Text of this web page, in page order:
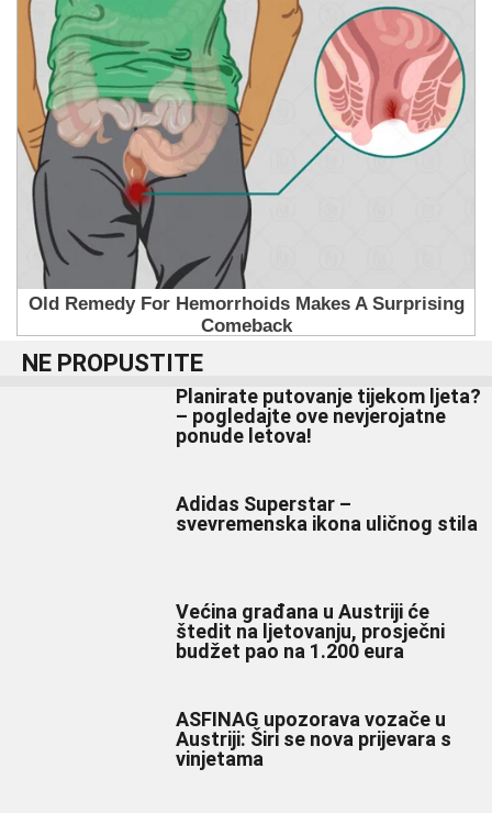
NE PROPUSTITE
Planirate putovanje tijekom ljeta?
– pogledajte ove nevjerojatne
ponude letova!
Adidas Superstar –
svevremenska ikona uličnog stila
Većina građana u Austriji će
štedit na ljetovanju, prosječni
budžet pao na 1.200 eura
ASFINAG upozorava vozače u
Austriji: Širi se nova prijevara s
vinjetama